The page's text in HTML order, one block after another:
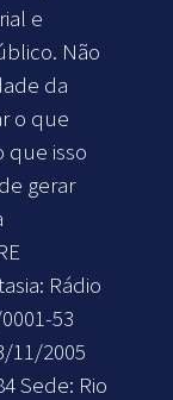
e
Não
da
o que
que isso
gerar
Rádio
53
11/2005
Sede: Rio